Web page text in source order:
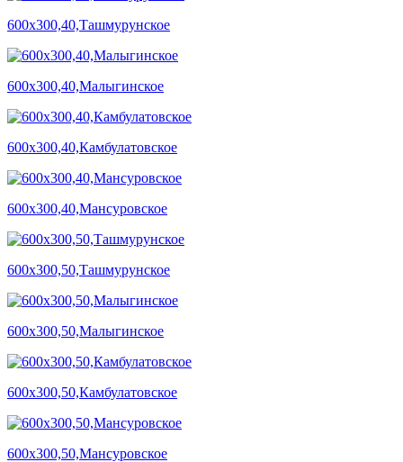
600х300,40,Ташмурунское
600х300,40,Малыгинское
600х300,40,Камбулатовское
600х300,40,Мансуровское
600х300,50,Ташмурунское
600х300,50,Малыгинское
600х300,50,Камбулатовское
600х300,50,Мансуровское